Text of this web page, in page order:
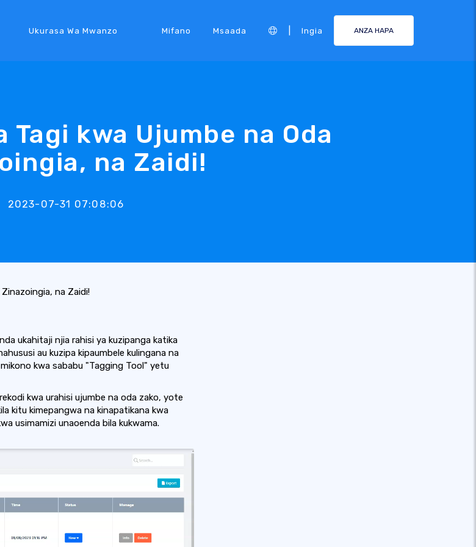
Ukurasa Wa Mwanzo Mifano Msaada Ingia ANZA HAPA
Tagi kwa Ujumbe na Oda
na Zaidi!
2023-07-31 07:08:06
na Zaidi!
ukahitaji njia rahisi ya kuzipanga katika
au kuzipa kipaumbele kulingana na
kwa sababu "Tagging Tool" yetu
kwa urahisi ujumbe na oda zako, yote
kitu kimepangwa na kinapatikana kwa
usimamizi unaoenda bila kukwama.